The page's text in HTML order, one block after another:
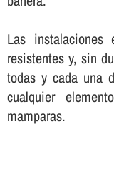
Las instalaciones
resistentes y, sin
todas y cada una
cualquier
mamparas.